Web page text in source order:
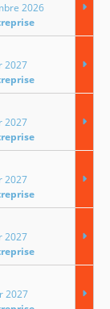
2026
2027
2027
2027
2027
2027